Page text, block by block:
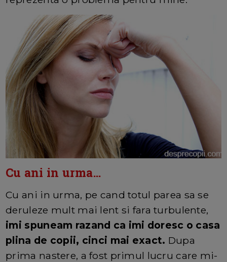
Cu ani in urma...
Cu ani in urma, pe cand totul parea sa se
deruleze mult mai lent si fara turbulente,
imi spuneam razand ca imi doresc o casa
plina de copii, cinci mai exact. Dupa
prima nastere, a fost primul lucru care mi-